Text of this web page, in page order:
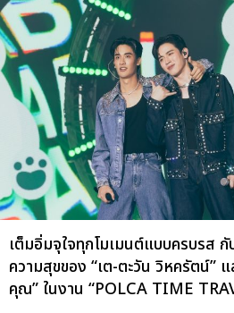
เต็มอิ่มจุใจทุกโมเมนต์แบบครบรส กั
ความสุขของ “เต-ตะวัน วิหครัตน์”
คุณ” ในงาน “POLCA TIME